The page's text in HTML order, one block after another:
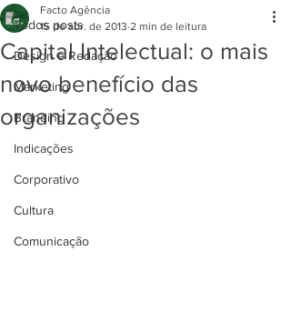
Todos posts
Design e Redação
Marketing
Branding
Indicações
Corporativo
Cultura
Comunicação
Capital Intelectual: o mais
novo benefício das
organizações
Facto Agência
15 de abr. de 2013 2 min de leitura